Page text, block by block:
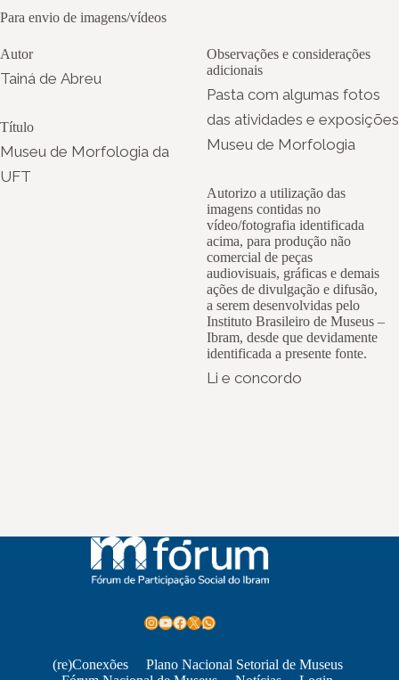
Para envio de imagens/vídeos
Autor
Tainá de Abreu
Título
Museu de Morfologia da
UFT
Observações e considerações
adicionais
Pasta com algumas fotos
das atividades e exposições
Museu de Morfologia
Autorizo a utilização das
imagens contidas no
vídeo/fotografia identificada
acima, para produção não
comercial de peças
audiovisuais, gráficas e demais
ações de divulgação e difusão,
a serem desenvolvidas pelo
Instituto Brasileiro de Museus –
Ibram, desde que devidamente
identificada a presente fonte.
Li e concordo
Instagram
Youtube
Facebook
X WhatsApp
(re)Conexões
Plano Nacional Setorial de Museus